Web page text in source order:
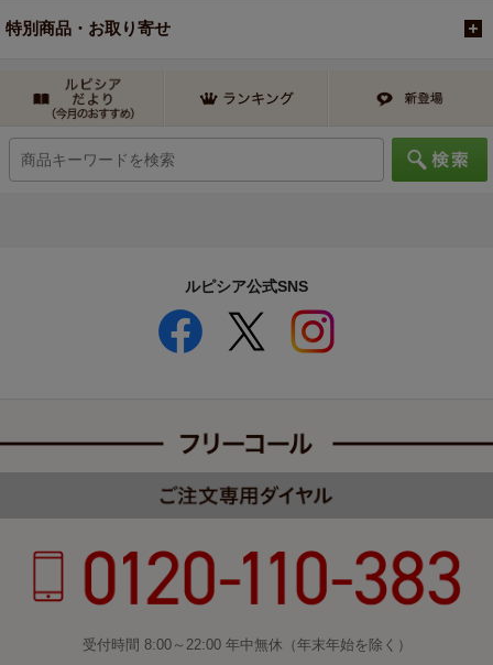
特別商品・お取り寄せ
ルピシア公式SNS
受付時間 8:00～22:00 年中無休（年末年始を除く）